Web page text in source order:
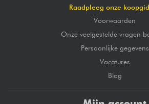
Raadpleeg onze
Voorwaarden
Onze veelgestelde vragen
Persoonlijke gegevens
Vacatures
Blog